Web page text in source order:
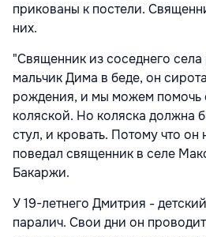
прикованы к постели. Священн
них.
"Священник из соседнего села
мальчик Дима в беде, он
рождения, и мы можем помочь
коляской. Но коляска должна
стул, и кровать. Потому что он
поведал священник в селе
Бакаржи.
У 19-летнего Дмитрия -
паралич. Свои дни он